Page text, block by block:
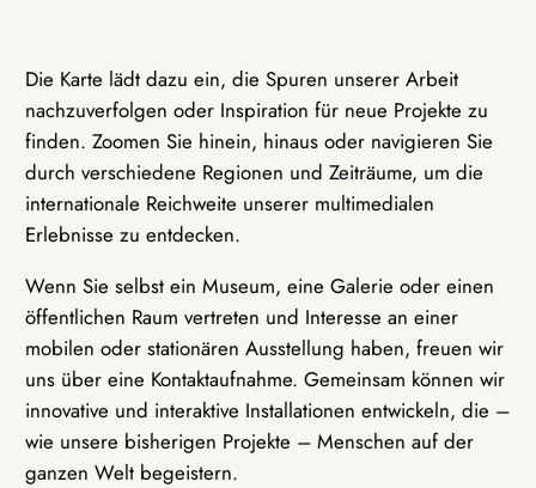
Die Karte lädt dazu ein, die Spuren unserer Arbeit
nachzuverfolgen oder Inspiration für neue Projekte zu
finden. Zoomen Sie hinein, hinaus oder navigieren Sie
durch verschiedene Regionen und Zeiträume, um die
internationale Reichweite unserer multimedialen
Erlebnisse zu entdecken.
Wenn Sie selbst ein Museum, eine Galerie oder einen
öffentlichen Raum vertreten und Interesse an einer
mobilen oder stationären Ausstellung haben, freuen wir
uns über eine Kontaktaufnahme. Gemeinsam können wir
innovative und interaktive Installationen entwickeln, die –
wie unsere bisherigen Projekte – Menschen auf der
ganzen Welt begeistern.